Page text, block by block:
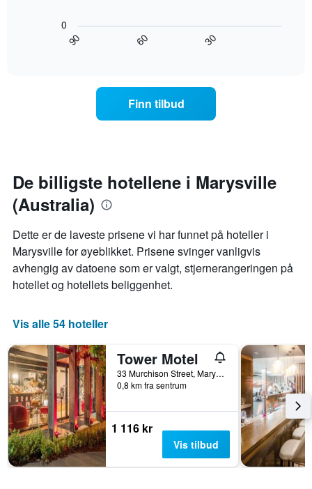
gjennomsnittsprisen
for
et
i
kveld,
basert
på
data
siste
tre
dagene
oppholdet
Diagrammets
1
X-
viser
antall
dager
før
oppholdet
1
akse
viser
gjennomsnittsprisen
på
et
rom
90 60 30
0
Finn tilbud
De billigste hotellene i Marysville
(Australia)
Dette er de laveste prisene vi har funnet på hoteller i
Marysville for øyeblikket. Prisene svinger vanligvis
avhengig av datoene som er valgt, stjernerangeringen på
hotellet og hotellets beliggenhet.
Vis alle 54 hoteller
Tower Motel
33 Murchison Street, Marysville, VIC, Australia
0,8 km fra sentrum
1 116 kr
Vis tilbud